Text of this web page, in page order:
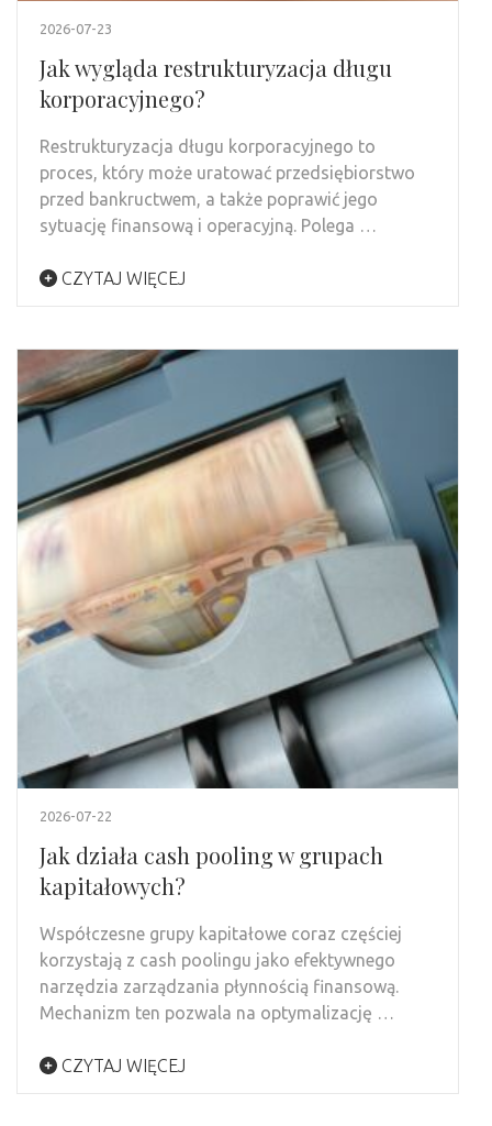
2026-07-23
Jak wygląda restrukturyzacja długu
korporacyjnego?
Restrukturyzacja długu korporacyjnego to
proces, który może uratować przedsiębiorstwo
przed bankructwem, a także poprawić jego
sytuację finansową i operacyjną. Polega …
CZYTAJ WIĘCEJ
2026-07-22
Jak działa cash pooling w grupach
kapitałowych?
Współczesne grupy kapitałowe coraz częściej
korzystają z cash poolingu jako efektywnego
narzędzia zarządzania płynnością finansową.
Mechanizm ten pozwala na optymalizację …
CZYTAJ WIĘCEJ